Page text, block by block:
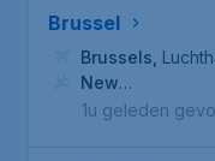
Brussel
Brussels
New
York, Newark
1u geleden